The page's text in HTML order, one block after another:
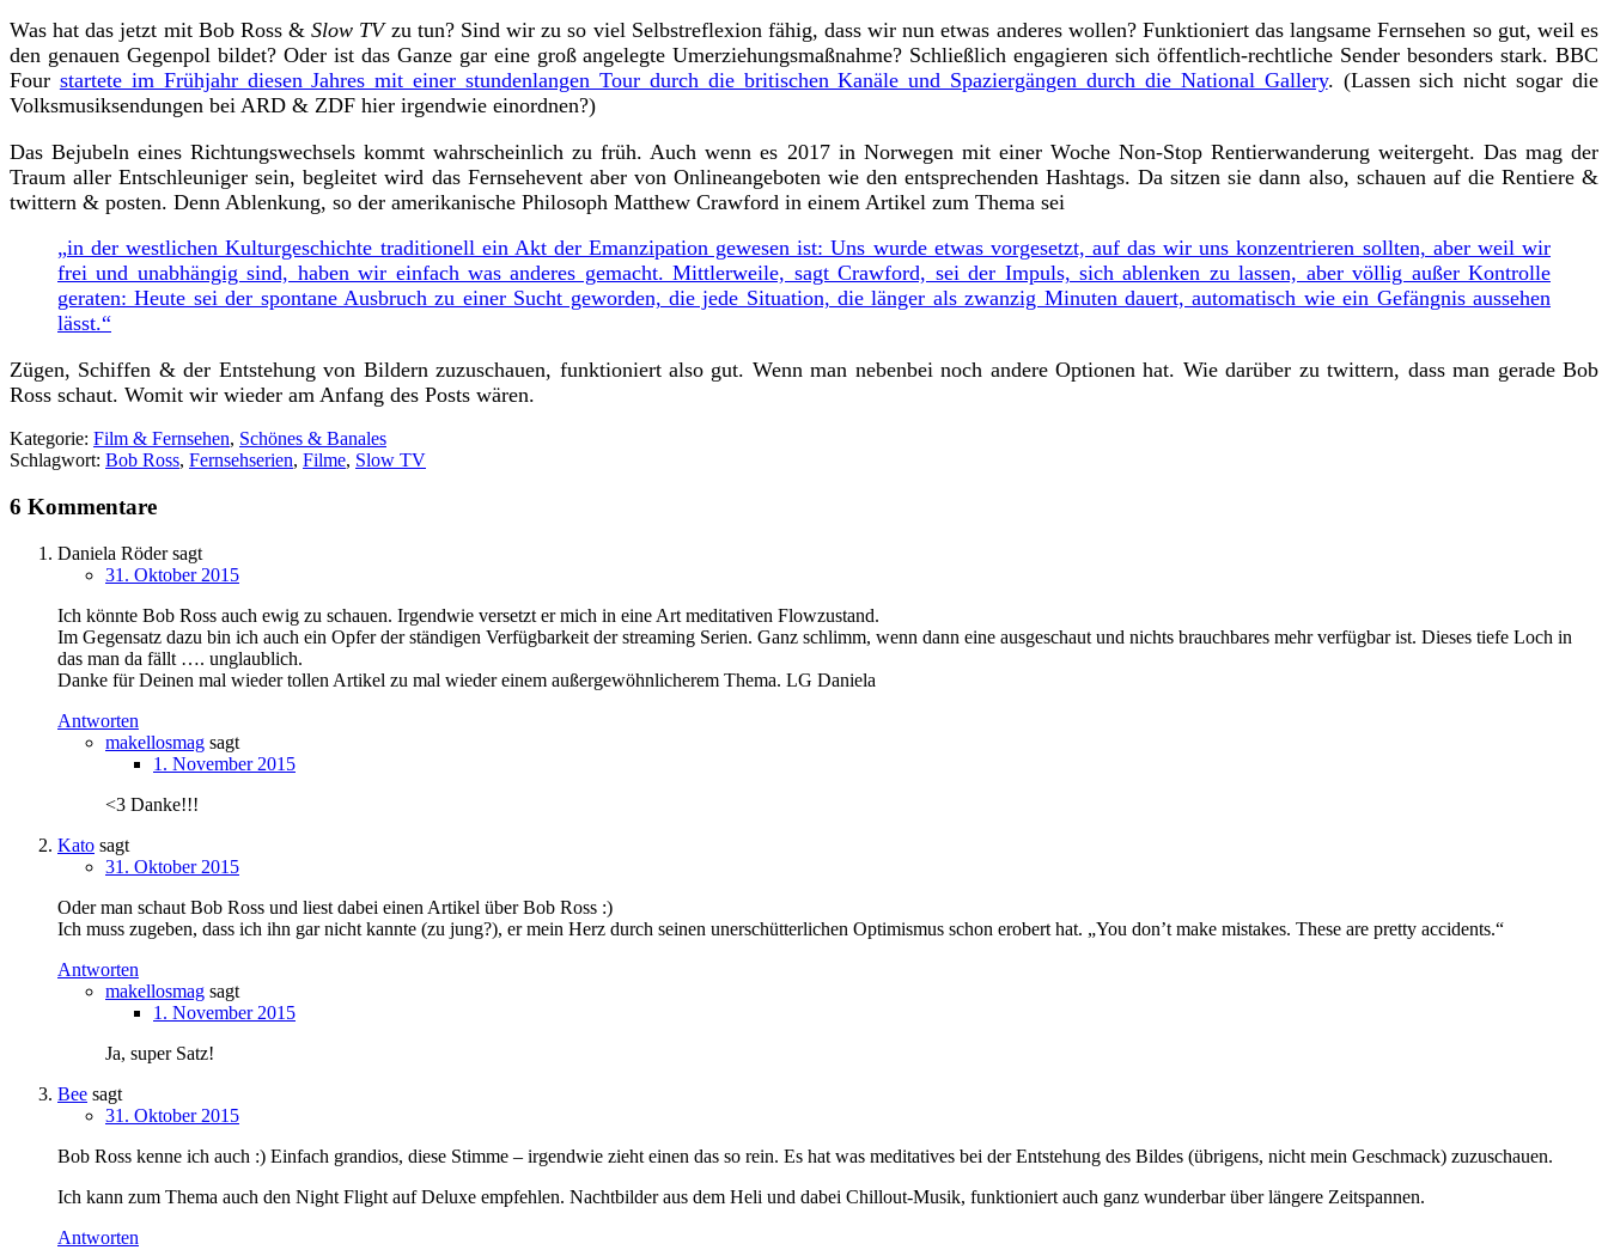
Was hat das jetzt mit Bob Ross &Slow TVzu tun? Sind wir zu so viel Selbstreflexion fähig, dass wir nun etwas anderes wollen? Funktioniert das langsame Fernsehen so gut, weil es
den genauen Gegenpol bildet? Oder ist das Ganze gar eine groß angelegte Umerziehungsmaßnahme? Schließlich engagieren sich öffentlich-rechtliche Sender besonders stark. BBC
Four startete im Frühjahr diesen Jahres mit einer stundenlangen Tour durch die britischen Kanäle und Spaziergängen durch die National Gallery. (Lassen sich nicht sogar die
Volksmusiksendungen bei ARD & ZDF hier irgendwie einordnen?)
Das Bejubeln eines Richtungswechsels kommt wahrscheinlich zu früh. Auch wenn es 2017 in Norwegen mit einer Woche Non-Stop Rentierwanderung weitergeht. Das mag der
Traum aller Entschleuniger sein, begleitet wird das Fernsehevent aber von Onlineangeboten wie den entsprechenden Hashtags. Da sitzen sie dann also, schauen auf die Rentiere &
twittern & posten. Denn Ablenkung, so der amerikanische Philosoph Matthew Crawford in einem Artikel zum Thema sei
„in der westlichen Kulturgeschichte traditionell ein Akt der Emanzipation gewesen ist: Uns wurde etwas vorgesetzt, auf das wir uns konzentrieren sollten, aber weil wir
frei und unabhängig sind, haben wir einfach was anderes gemacht. Mittlerweile, sagt Crawford, sei der Impuls, sich ablenken zu lassen, aber völlig außer Kontrolle
geraten: Heute sei der spontane Ausbruch zu einer Sucht geworden, die jede Situation, die länger als zwanzig Minuten dauert, automatisch wie ein Gefängnis aussehen
lässt.“
Zügen, Schiffen & der Entstehung von Bildern zuzuschauen, funktioniert also gut. Wenn man nebenbei noch andere Optionen hat. Wie darüber zu twittern, dass man gerade Bob
Ross schaut. Womit wir wieder am Anfang des Posts wären.
Kategorie: Film & Fernsehen, Schönes & Banales
Schlagwort: Bob Ross, Fernsehserien, Filme, Slow TV
6 Kommentare
Daniela Rödersagt
31. Oktober 2015
Ich könnte Bob Ross auch ewig zu schauen. Irgendwie versetzt er mich in eine Art meditativen Flowzustand.
Im Gegensatz dazu bin ich auch ein Opfer der ständigen Verfügbarkeit der streaming Serien. Ganz schlimm, wenn dann eine ausgeschaut und nichts brauchbares mehr verfügbar ist. Dieses tiefe Loch in
das man da fällt …. unglaublich.
Danke für Deinen mal wieder tollen Artikel zu mal wieder einem außergewöhnlicherem Thema. LG Daniela
Antworten
makellosmag sagt
1. November 2015
<3 Danke!!!
Kato sagt
31. Oktober 2015
Oder man schaut Bob Ross und liest dabei einen Artikel über Bob Ross :)
Ich muss zugeben, dass ich ihn gar nicht kannte (zu jung?), er mein Herz durch seinen unerschütterlichen Optimismus schon erobert hat. „You don’t make mistakes. These are pretty accidents.“
Antworten
makellosmag sagt
1. November 2015
Ja, super Satz!
Bee sagt
31. Oktober 2015
Bob Ross kenne ich auch :) Einfach grandios, diese Stimme – irgendwie zieht einen das so rein. Es hat was meditatives bei der Entstehung des Bildes (übrigens, nicht mein Geschmack) zuzuschauen.
Ich kann zum Thema auch den Night Flight auf Deluxe empfehlen. Nachtbilder aus dem Heli und dabei Chillout-Musik, funktioniert auch ganz wunderbar über längere Zeitspannen.
Antworten